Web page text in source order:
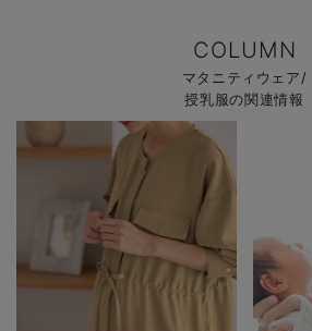
COLUMN
マタニティウェア/
授乳服の関連情報